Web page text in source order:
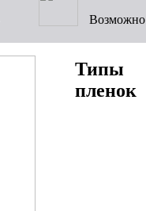
Типы
пленок